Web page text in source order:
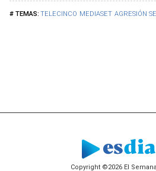
TELECINCO MEDIASET AGRESIÓN
Copyright ©2026 El